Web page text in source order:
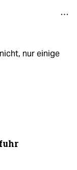
nur einige